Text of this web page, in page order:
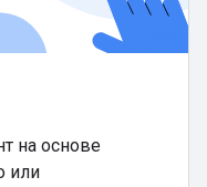
на основе
или